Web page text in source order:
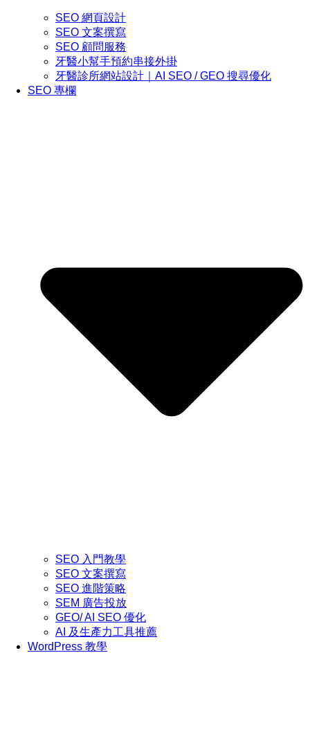
SEO 網頁設計
SEO 文案撰寫
SEO 顧問服務
牙醫小幫手預約串接外掛
牙醫診所網站設計｜AI SEO / GEO 搜尋優化
SEO 專欄
SEO 入門教學
SEO 文案撰寫
SEO 進階策略
SEM 廣告投放
GEO/ AI SEO 優化
AI 及生產力工具推薦
WordPress 教學